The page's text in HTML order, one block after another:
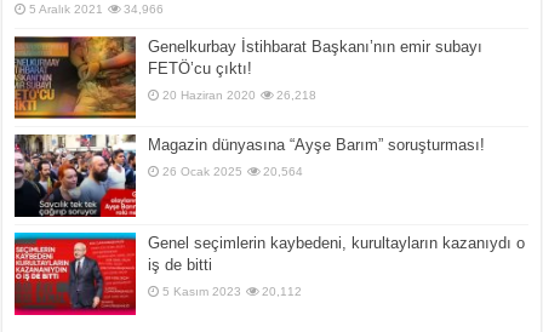
5 Aralık 2021 34,966
Genelkurbay İstihbarat Başkanı’nın emir subayı
FETÖ’cu çıktı!
20 Haziran 2020 26,218
Magazin dünyasına “Ayşe Barım” soruşturması!
26 Ocak 2025 20,564
Genel seçimlerin kaybedeni, kurultayların kazanıydı o
iş de bitti
5 Kasım 2023 20,112